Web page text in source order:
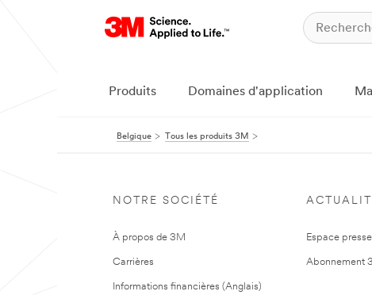
Produits Domaines d'application
Belgique Tous les produits 3M
NOTRE SOCIÉTÉ
À propos de 3M
Carrières
Informations financières (Anglais)
Espace presse
Abonnement